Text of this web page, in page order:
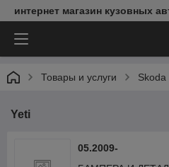
интернет магазин кузовных
Товары и услуги Skoda
Yeti
05.2009-